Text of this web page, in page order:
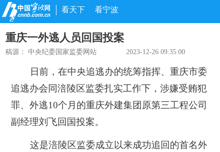
看天下 看宁波
重庆一外逃人员回国投案
稿源：中央纪委国家监委网站 2023-12-26 09:35:00
日前，在中央追逃办的统筹指挥、重庆市委
追逃办会同涪陵区监委扎实工作下，涉嫌受贿犯
罪、外逃10个月的重庆外建集团原第三工程公司
副经理刘飞回国投案。
这是涪陵区监委成立以来成功追回的首名外